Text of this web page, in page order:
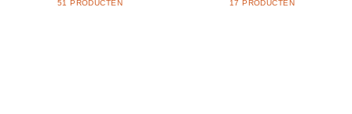
51 PRODUCTEN 17 PRODUCTEN